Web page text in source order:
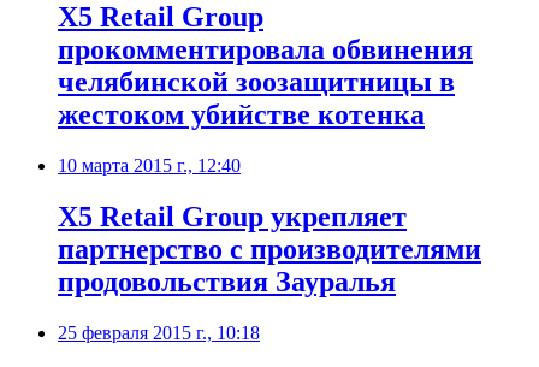
X5 Retail Group
прокомментировала обвинения
челябинской зоозащитницы в
жестоком убийстве котенка
10 марта 2015 г., 12:40
X5 Retail Group укрепляет
партнерство с производителями
продовольствия Зауралья
25 февраля 2015 г., 10:18